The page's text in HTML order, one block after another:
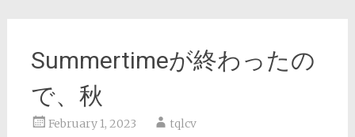
Summertimeが終わったの
で、秋
February 1, 2023 tqlcv